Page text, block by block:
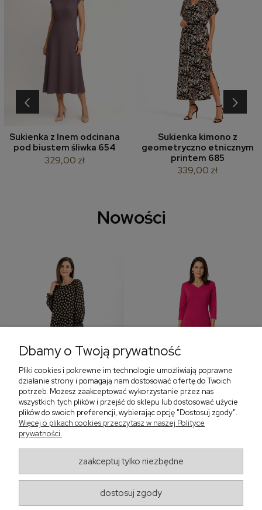
Sukienka z lnem odcinana
pod biustem śliwka 654
329,00 zł
Sukienka kimono z
geometryczno etnicznym
printem 685
339,00 zł
‹ ›
Nowości
Sukienka z falbaną i
bufiastym rękawem w
405,30 zł
Sukienka z dekoltem w
299,00 zł
‹
Regulaminy
Dbamy o Twoją prywatność
Pliki cookies i pokrewne im technologie umożliwiają poprawne
działanie strony i pomagają nam dostosować ofertę do Twoich
potrzeb. Możesz zaakceptować wykorzystanie przez nas
wszystkich tych plików i przejść do sklepu lub dostosować użycie
plików do swoich preferencji, wybierając opcję "Dostosuj zgody".
Więcej o plikach cookies przeczytasz w naszej Polityce
prywatności.
zaakceptuj tylko niezbędne
dostosuj zgody